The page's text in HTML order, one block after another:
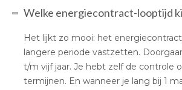
Welke energiecontract-looptijd
Het lijkt zo mooi: het
langere periode vastzetten.
t/m vijf jaar. Je hebt zelf de controle
termijnen. En wanneer je lang bij 1